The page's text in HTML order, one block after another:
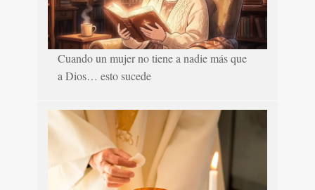
Cuando un mujer no tiene a nadie más que
a Dios… esto sucede